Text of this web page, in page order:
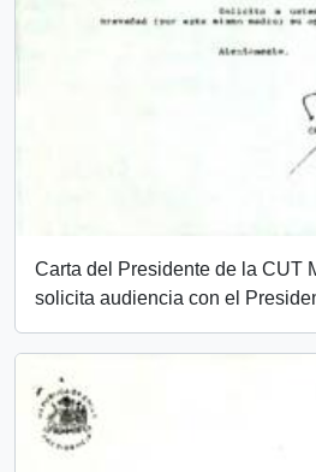
Carta del Presidente de la CUT
solicita audiencia con el